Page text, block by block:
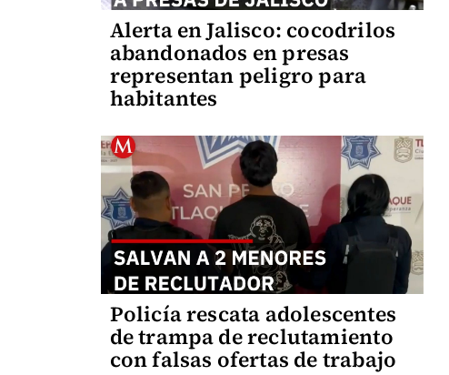
Alerta en Jalisco: cocodrilos
abandonados en presas
representan peligro para
habitantes
Policía rescata adolescentes
de trampa de reclutamiento
con falsas ofertas de trabajo